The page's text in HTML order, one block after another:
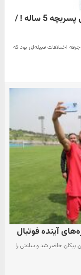
قتل انتقام جویانه بخاطر شکستن بینی پسربچه 5 ساله ! /
آخرین جرقه اختلافات قبیله‌ای بود که
آینده فوتبال
پیکان حاضر شد و ساعتی را